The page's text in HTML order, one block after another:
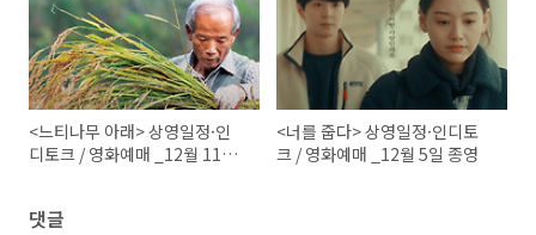
<느티나무 아래> 상영일정·인
디토크 / 영화예매 _12월 11일
<너를 줍다> 상영일정·인디토
크 / 영화예매 _12월 5일 종영
댓글